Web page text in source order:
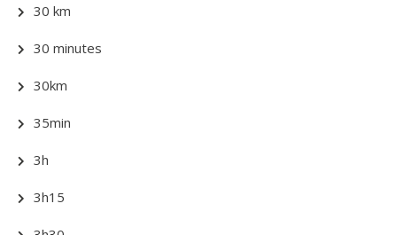
30 km
30 minutes
30km
35min
3h
3h15